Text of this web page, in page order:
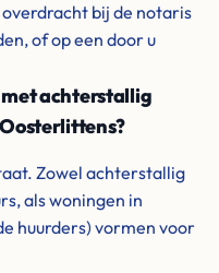
bij de notaris
of op een door u
met achterstallig
Zowel achterstallig
als woningen in
huurders) vormen voor